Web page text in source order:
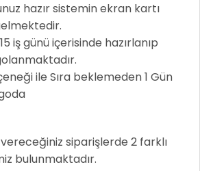
hazır sistemin ekran kartı
iş günü içerisinde hazırlanıp
ile Sıra beklemeden 1 Gün
siparişlerde 2 farklı
bulunmaktadır.